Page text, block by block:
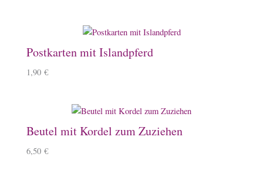
Postkarten mit Islandpferd
1,90 €
Beutel mit Kordel zum Zuziehen
6,50 €